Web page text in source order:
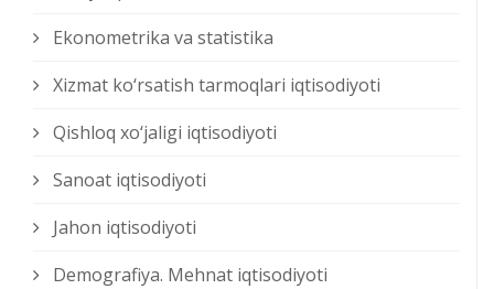
Ekonometrika va statistika
Xizmat kо‘rsatish tarmoqlari iqtisodiyoti
Qishloq xо‘jaligi iqtisodiyoti
Sanoat iqtisodiyoti
Jahon iqtisodiyoti
Demografiya. Mehnat iqtisodiyoti